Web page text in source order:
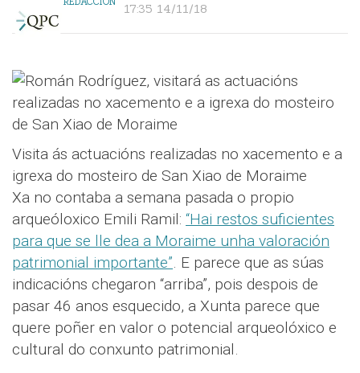
17:35 14/11/18
Visita ás actuacións realizadas no xacemento e a
igrexa do mosteiro de San Xiao de Moraime
Xa no contaba a semana pasada o propio
arqueóloxico Emili Ramil: “Hai restos suficientes
para que se lle dea a Moraime unha valoración
patrimonial importante”. E parece que as súas
indicacións chegaron “arriba”, pois despois de
pasar 46 anos esquecido, a Xunta parece que
quere poñer en valor o potencial arqueolóxico e
cultural do conxunto patrimonial.